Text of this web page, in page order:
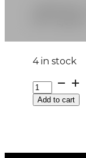
4 in stock
235/75R17.5
DH40
132M
Add to cart